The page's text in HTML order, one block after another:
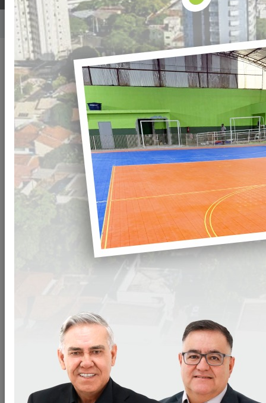
Home Notícias
Publicado em: 04/03/2022 08:00
Compartilhar WHATSAPP
Arquivos
CD-003-22-Exames-de-colonoscopia-e-
endoscopia.doc
Clique para
baixar
LEIA MAIS
11/06/2026 20:00